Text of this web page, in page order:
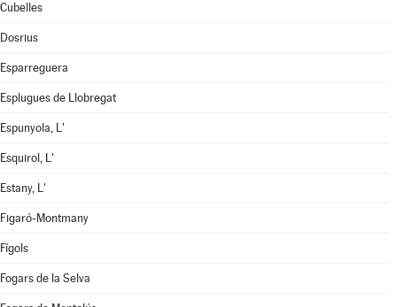
Cubelles
Dosrius
Esparreguera
Esplugues de Llobregat
Espunyola, L'
Esquirol, L'
Estany, L'
Figaró-Montmany
Fígols
Fogars de la Selva